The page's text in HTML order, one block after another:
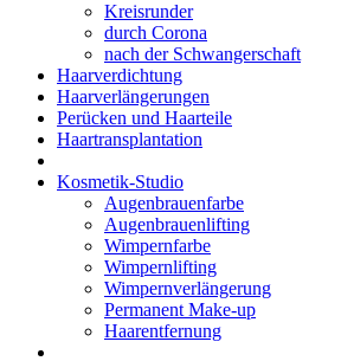
Kreisrunder
durch Corona
nach der Schwangerschaft
Haarverdichtung
Haarverlängerungen
Perücken und Haarteile
Haartransplantation
Kosmetik-Studio
Augenbrauenfarbe
Augenbrauenlifting
Wimpernfarbe
Wimpernlifting
Wimpernverlängerung
Permanent Make-up
Haarentfernung